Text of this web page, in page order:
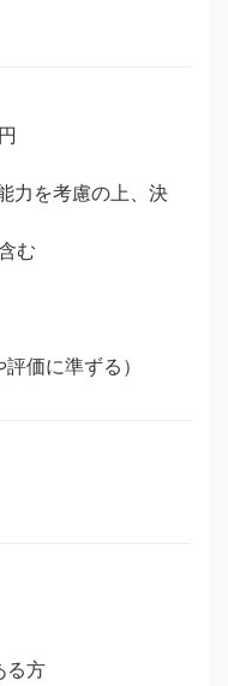
力を考慮の上、決
む
価に準ずる）
る方